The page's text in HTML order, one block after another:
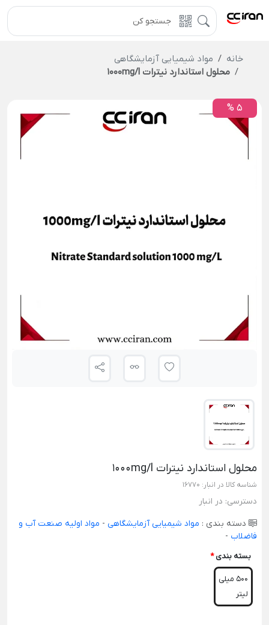
خانه
مواد شیمیایی آزمایشگاهی
محلول استاندارد نیترات 1000mg/l
5 %
محلول استاندارد نیترات 1000mg/l
شناسه کالا در انبار: 16770
دسترسی: در انبار
دسته بندی : مواد شیمیایی آزمایشگاهی - مواد اولیه صنعت آب و
فاضلاب -
بسته بندی *
500 میلی
لیتر